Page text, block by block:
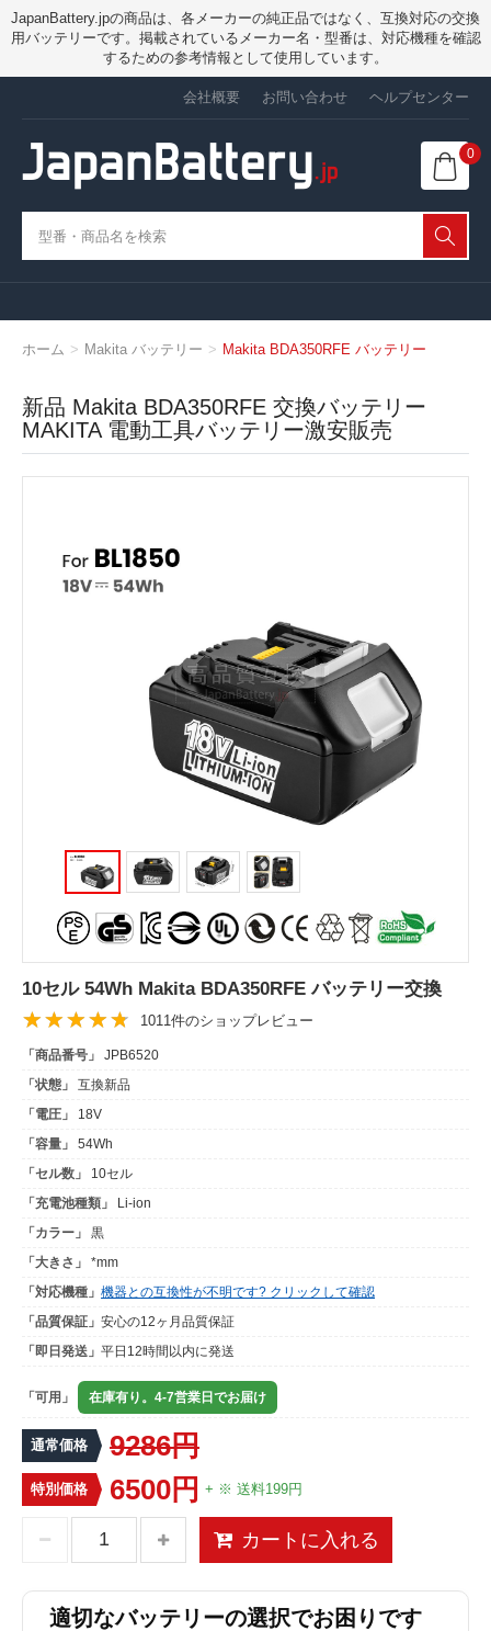
JapanBattery.jpの商品は、各メーカーの純正品ではなく、互換対応の交換
用バッテリーです。掲載されているメーカー名・型番は、対応機種を確認
するための参考情報として使用しています。
会社概要 お問い合わせ ヘルプセンター
0
ホーム Makita バッテリー Makita BDA350RFE バッテリー
新品 Makita BDA350RFE 交換バッテリー
MAKITA 電動工具バッテリー激安販売
10セル 54Wh Makita BDA350RFE バッテリー交換
1011件のショップレビュー
「商品番号」
JPB6520
「状態」
互換新品
「電圧」
18V
「容量」
54Wh
「セル数」
10セル
「充電池種類」
Li-ion
「カラー」
黒
「大きさ」
*mm
「対応機種」 機器との互換性が不明です? クリックして確認
「品質保証」 安心の12ヶ月品質保証
「即日発送」 平日12時間以内に発送
「可用」 在庫有り。4-7営業日でお届け
通常価格 9286円
特別価格 6500円 + ※ 送料199円
カートに入れる
適切なバッテリーの選択でお困りです